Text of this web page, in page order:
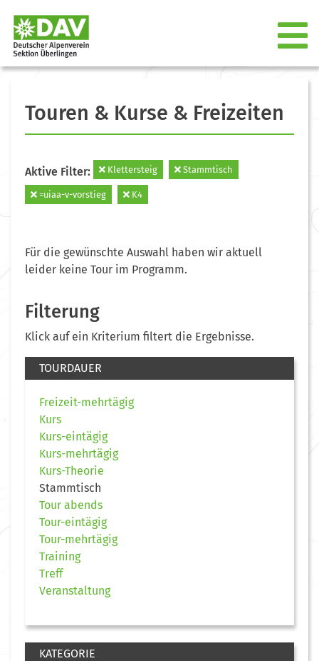
Touren & Kurse & Freizeiten
Aktive Filter: Klettersteig Stammtisch
=uiaa-v-vorstieg K4
Für die gewünschte Auswahl haben wir aktuell
leider keine Tour im Programm.
Filterung
Klick auf ein Kriterium filtert die Ergebnisse.
TOURDAUER
Freizeit-mehrtägig
Kurs
Kurs-eintägig
Kurs-mehrtägig
Kurs-Theorie
Stammtisch
Tour abends
Tour-eintägig
Tour-mehrtägig
Training
Treff
Veranstaltung
KATEGORIE